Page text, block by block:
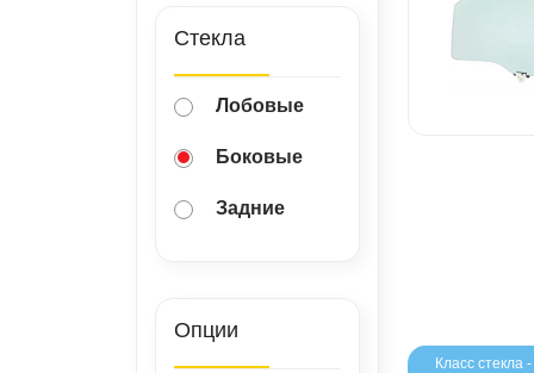
Класс стекла
Стекла
Лобовые
Боковые
Задние
Опции